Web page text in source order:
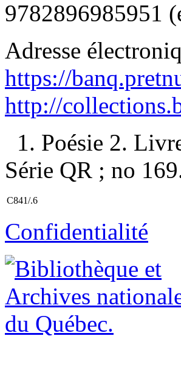
9782896985951
Adresse
https://
http://
1. Poésie 2.
Série QR ; no
C841/.6
Confidentialité